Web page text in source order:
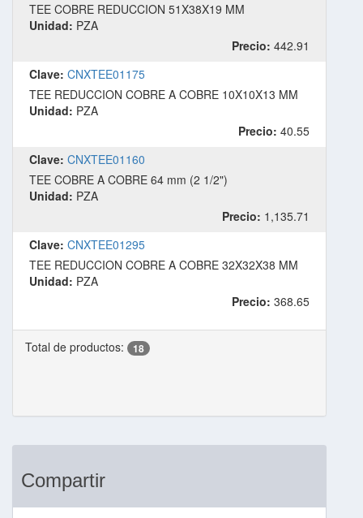
TEE COBRE REDUCCION 51X38X19 MM
Unidad: PZA
Precio: 442.91
Clave: CNXTEE01175
TEE REDUCCION COBRE A COBRE 10X10X13 MM
Unidad: PZA
Precio: 40.55
Clave: CNXTEE01160
TEE COBRE A COBRE 64 mm (2 1/2")
Unidad: PZA
Precio: 1,135.71
Clave: CNXTEE01295
TEE REDUCCION COBRE A COBRE 32X32X38 MM
Unidad: PZA
Precio: 368.65
Total de productos: 18
Compartir